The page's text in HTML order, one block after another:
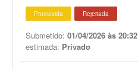
Promovida Rejeitada
Submetido: 01/04/2026 às 20:32
estimada: Privado